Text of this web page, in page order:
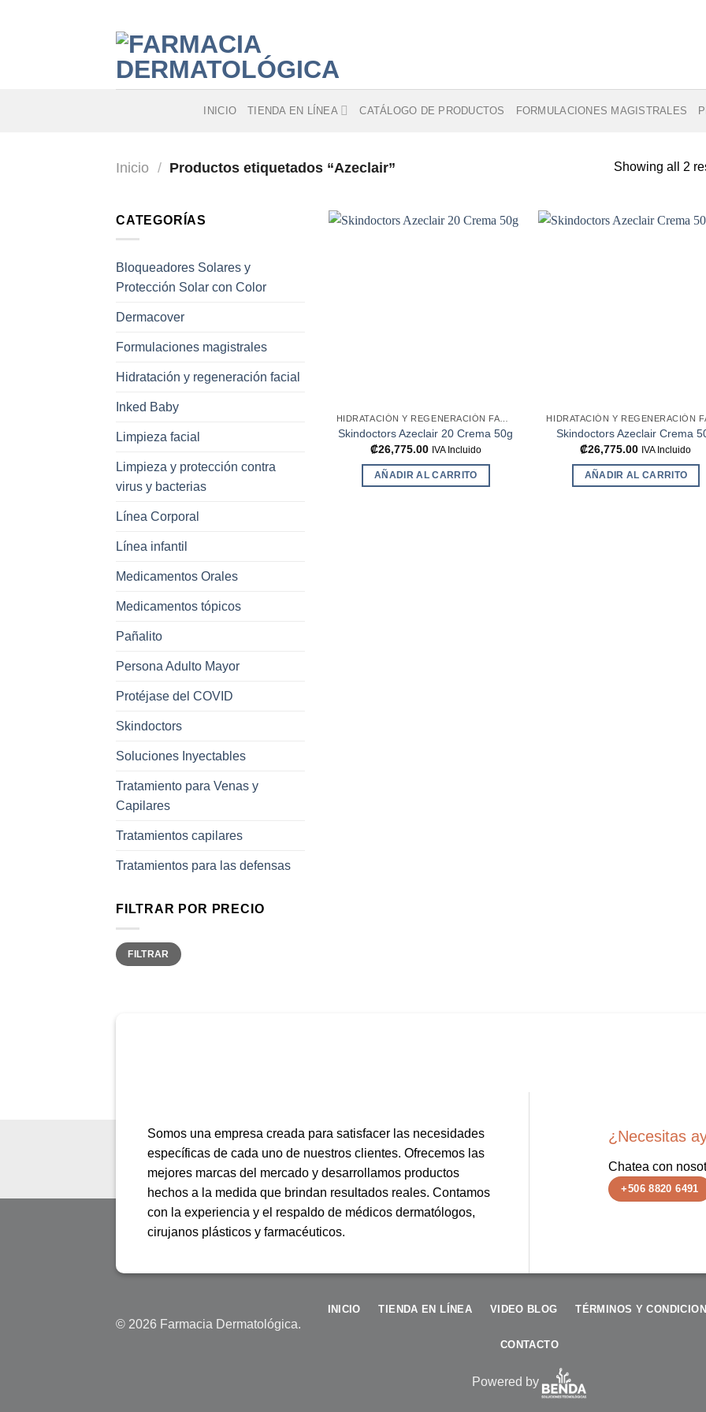
INICIO TIENDA EN LÍNEA CATÁLOGO DE PRODUCTOS FORMULACIONES MAGISTRALES
Inicio / Productos etiquetados “Azeclair” Showing all 2
CATEGORÍAS
Bloqueadores Solares y
Protección Solar con Color
Dermacover
Formulaciones magistrales
Hidratación y regeneración facial
Inked Baby
Limpieza facial
Limpieza y protección contra
virus y bacterias
Línea Corporal
Línea infantil
Medicamentos Orales
Medicamentos tópicos
Pañalito
Persona Adulto Mayor
Protéjase del COVID
Skindoctors
Soluciones Inyectables
Tratamiento para Venas y
Capilares
Tratamientos capilares
Tratamientos para las defensas
FILTRAR POR PRECIO
Precio
mínimo
Precio
máximo
FILTRAR
Skindoctors Azeclair 20 Crema 50g
₡26,775.00 IVA Incluido
AÑADIR AL CARRITO
Skindoctors Azeclair Crema
₡26,775.00 IVA Incluido
AÑADIR AL CARRITO
Somos una empresa creada para satisfacer las necesidades
específicas de cada uno de nuestros clientes. Ofrecemos las
mejores marcas del mercado y desarrollamos productos
hechos a la medida que brindan resultados reales. Contamos
con la experiencia y el respaldo de médicos dermatólogos,
cirujanos plásticos y farmacéuticos.
¿Necesitas
Chatea con
+506 8820 6491
© 2026 Farmacia Dermatológica.
INICIO TIENDA EN LÍNEA VIDEO BLOG TÉRMINOS Y
CONTACTO
Powered by